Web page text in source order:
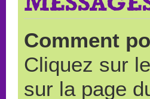
Comment
Cliquez sur
sur la page